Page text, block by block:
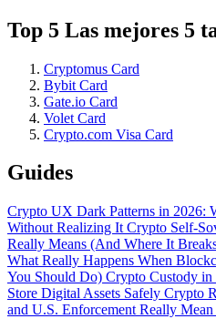
Top 5 Las mejores 5
Cryptomus Card
Bybit Card
Gate.io Card
Volet Card
Crypto.com Visa Card
Guides
Crypto UX Dark Patterns in 2026:
Without Realizing It Crypto Self-
Really Means (And Where It
What Really Happens When
You Should Do) Crypto Custody
Store Digital Assets Safely Crypto
and U.S. Enforcement Really